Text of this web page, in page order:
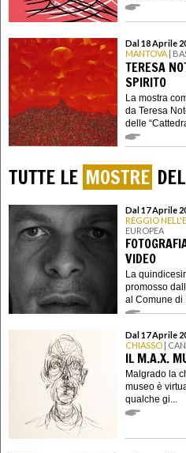
Dal 18 Aprile
MANTOVA |
TERESA
SPIRITO
La mostra
da Teresa
delle
TUTTE LE MOSTRE
Dal 17 Aprile
REGGIO
EUROPEA
VIDEO
La
promosso
al Comune di
Dal 17 Aprile
CHIASSO |
IL M.A.X.
Malgrado la
museo è
qualche gi...